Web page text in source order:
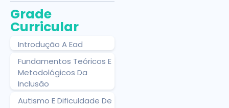
Grade
Curricular
Introdução A Ead
Fundamentos Teóricos E
Metodológicos Da
Inclusão
Autismo E Dificuldade De